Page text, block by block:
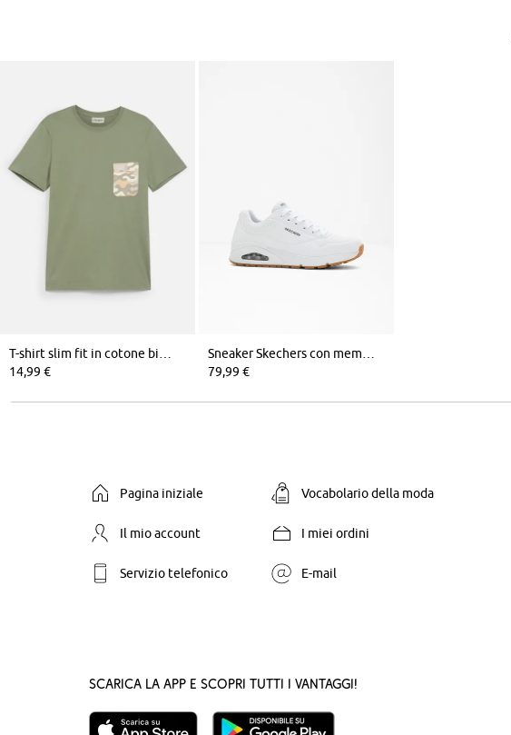
14,99 €
79,99 €
Pagina iniziale Vocabolario della moda
Il mio account I miei ordini
Servizio telefonico E-mail
Scarica la App e scopri tutti i vantaggi!